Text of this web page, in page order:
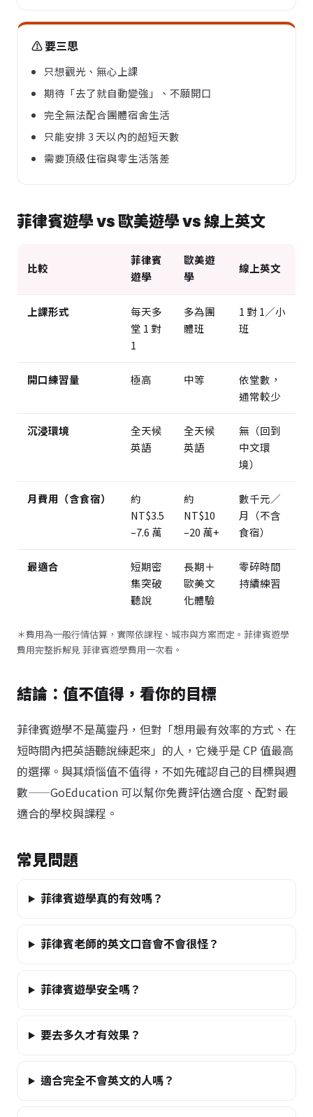
⚠️ 要三思
只想觀光、無心上課
期待「去了就自動變強」、不願開口
完全無法配合團體宿舍生活
只能安排 3 天以內的超短天數
需要頂級住宿與零生活落差
菲律賓遊學 vs 歐美遊學 vs 線上英文
比較
菲律賓
遊學
歐美遊
學
線上英文
上課形式
每天多
堂 1 對
1
多為團
體班
1 對 1／小
班
開口練習量 極高 中等
依堂數，
通常較少
沉浸環境
全天候
英語
全天候
英語
無（回到
中文環
境）
月費用（含食宿）
約
NT$3.5
–7.6 萬
約
NT$10
–20 萬+
數千元／
月（不含
食宿）
最適合
短期密
集突破
聽說
長期＋
歐美文
化體驗
零碎時間
持續練習
＊費用為一般行情估算，實際依課程、城市與方案而定。菲律賓遊學
費用完整拆解見 菲律賓遊學費用一次看 。
結論：值不值得，看你的目標
菲律賓遊學不是萬靈丹，但對「想用最有效率的方式、在
短時間內把英語聽說練起來」的人，它幾乎是 CP 值最高
的選擇。與其煩惱值不值得，不如先確認自己的目標與週
數——GoEducation 可以幫你免費評估適合度、配對最
適合的學校與課程。
常見問題
菲律賓遊學真的有效嗎？
菲律賓老師的英文口音會不會很怪？
菲律賓遊學安全嗎？
要去多久才有效果？
適合完全不會英文的人嗎？